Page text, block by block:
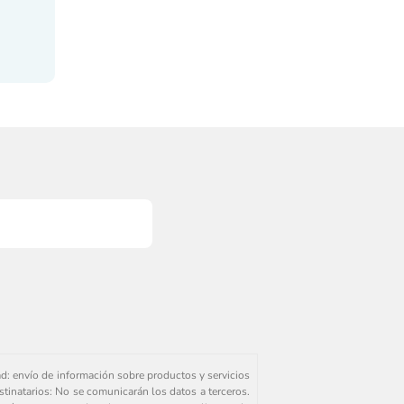
envío de información sobre productos y servicios
No se comunicarán los datos a terceros.